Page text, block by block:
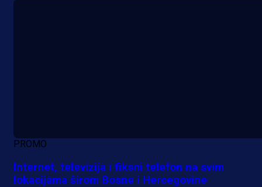
PROMO
Internet, televizija i fiksni telefon na svim
lokacijama širom Bosne i Hercegovine